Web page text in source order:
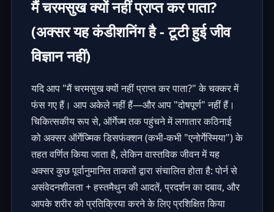
मैं चरमसुख क्यों नहीं प्राप्त कर पाता?
(अक्सर यह कंडीशनिंग है - टूटी हुई जीव
विज्ञान नहीं)
यदि आप "मैं चरमसुख क्यों नहीं प्राप्त कर पाता?" के चक्कर में
फंस गए हैं। आप अकेले नहीं हैं—और आप "दोषपूर्ण" नहीं हैं।
चिकित्सकीय रूप से, ऑर्गेज्म तक पहुंचने में लगातार कठिनाई
को अक्सर ऑर्गेज्मिक डिसफंक्शन (कभी-कभी "एनोर्गेस्मिया") के
तहत वर्णित किया जाता है, लेकिन वास्तविक जीवन में यह
अक्सर कुछ पूर्वानुमानित ताकतों द्वारा संचालित होता है: पोर्न से
असंवेदनशीलता + हस्तमैथुन की आदतें, प्रदर्शन का दबाव, और
आपके शरीर को प्रतिक्रिया करने के लिए प्रशिक्षित किया